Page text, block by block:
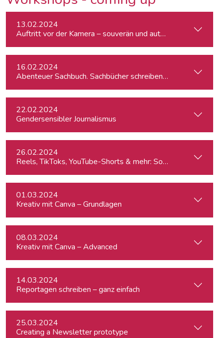
13.02.2024
Auftritt vor der Kamera – souverän und authentisch
16.02.2024
Abenteuer Sachbuch. Sachbücher schreiben für
22.02.2024
Gendersensibler Journalismus
26.02.2024
Reels, TikToks, YouTube-Shorts & mehr: Social Media-
01.03.2024
Kreativ mit Canva – Grundlagen
08.03.2024
Kreativ mit Canva – Advanced
14.03.2024
Reportagen schreiben – ganz einfach
25.03.2024
Creating a Newsletter prototype